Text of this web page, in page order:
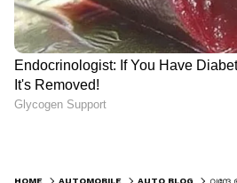
HOME AUTOMOBILE AUTO BLOG